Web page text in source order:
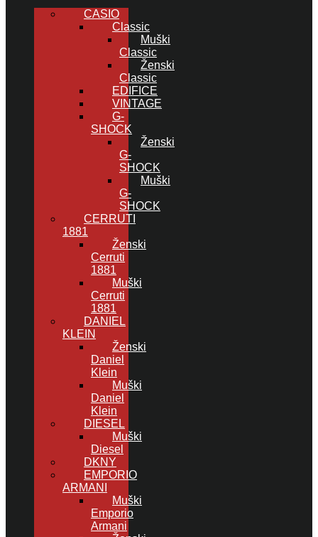
CASIO
Classic
Muški
Classic
Ženski
Classic
EDIFICE
VINTAGE
G-
SHOCK
Ženski
G-
SHOCK
Muški
G-
SHOCK
CERRUTI
1881
Ženski
Cerruti
1881
Muški
Cerruti
1881
DANIEL
KLEIN
Ženski
Daniel
Klein
Muški
Daniel
Klein
DIESEL
Muški
Diesel
DKNY
EMPORIO
ARMANI
Muški
Emporio
Armani